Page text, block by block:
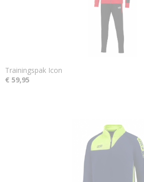
Trainingspak Icon
€ 59,95